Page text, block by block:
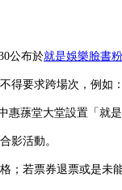
公布於就是娛樂臉書
要求跨場次，例如
惠蓀堂大堂設置「
影活動。
；若票券退票或是未